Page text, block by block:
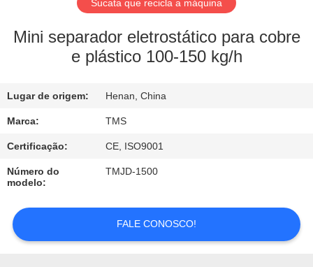
FÁBRICA
CONTROLE
DE
QUALIDADE
FALE
CONOSCO
NOTÍCIAS
Sucata que recicla a máquina
Mini separador eletrostático para cobre
e plástico 100-150 kg/h
Lugar de origem: Henan, China
Marca: TMS
Certificação: CE, ISO9001
Número do
modelo:
TMJD-1500
FALE CONOSCO!